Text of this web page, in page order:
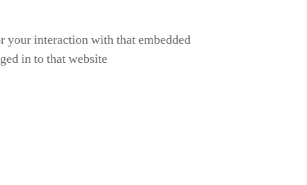
your interaction with that embedded
in to that website.